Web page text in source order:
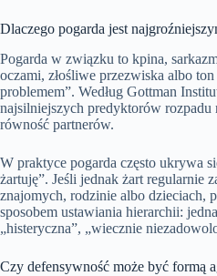
Dlaczego pogarda jest
Pogarda w związku to kpina,
oczami, złośliwe przezwiska albo
problemem”. Według Gottman
najsilniejszych predyktorów
równość partnerów.
W praktyce pogarda często ukrywa
żartuję”. Jeśli jednak żart regularnie
znajomych, rodzinie albo dzieciach,
sposobem ustawiania hierarchii:
„histeryczna”, „wiecznie
Czy defensywność może być formą